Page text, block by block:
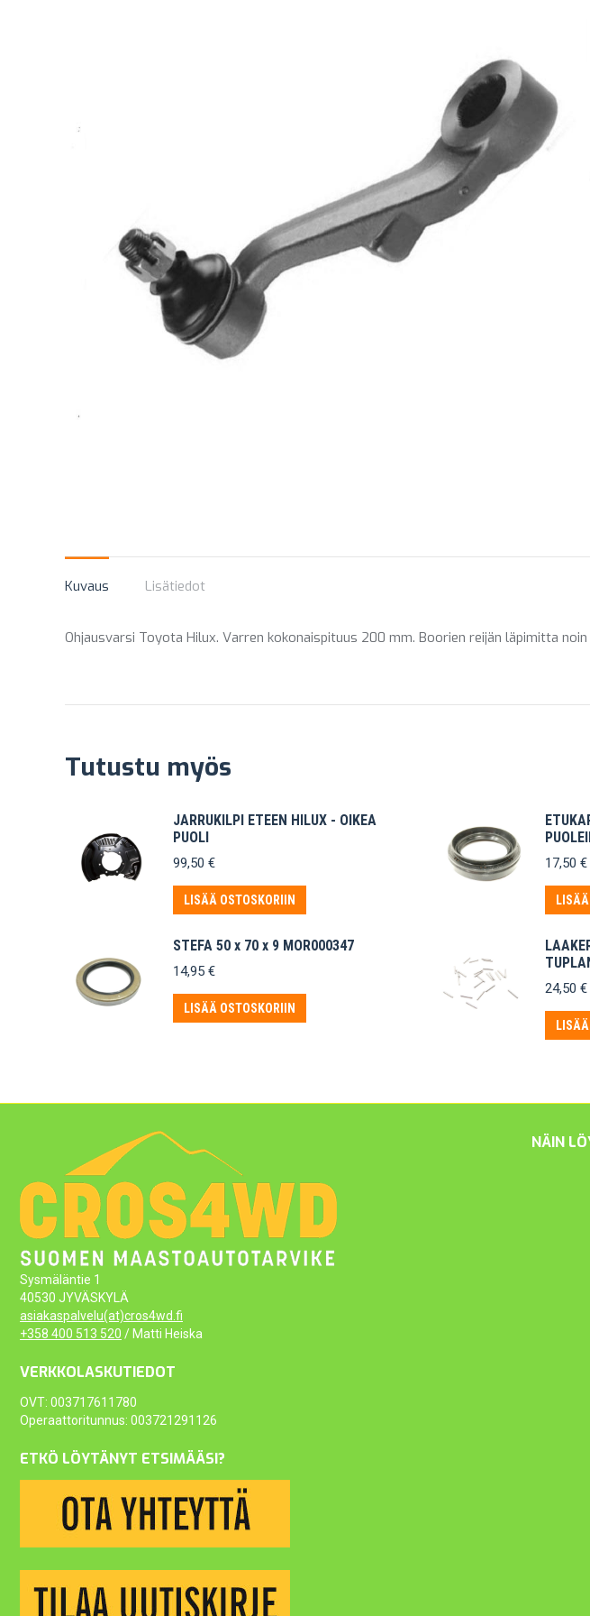
Kuvaus Lisätiedot
Ohjausvarsi Toyota Hilux. Varren kokonaispituus 200 mm. Boorien reijän läpimitta
Tutustu myös
JARRUKILPI ETEEN HILUX - OIKEA
PUOLI
99,50 €
LISÄÄ OSTOSKORIIN
17,50 €
STEFA 50 x 70 x 9 MOR000347
14,95 €
LISÄÄ OSTOSKORIIN
24,50 €
Sysmäläntie 1
40530 JYVÄSKYLÄ
asiakaspalvelu(at)cros4wd.fi
+358 400 513 520 / Matti Heiska
VERKKOLASKUTIEDOT
OVT: 003717611780
Operaattoritunnus: 003721291126
ETKÖ LÖYTÄNYT ETSIMÄÄSI?
NÄIN